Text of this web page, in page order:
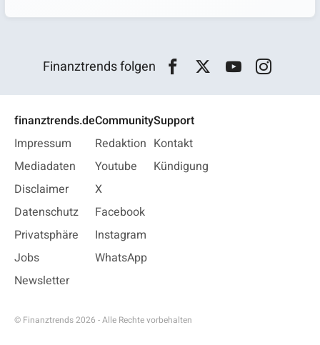
Finanztrends folgen
finanztrends.de
Impressum
Mediadaten
Disclaimer
Datenschutz
Privatsphäre
Jobs
Newsletter
Community
Redaktion
Youtube
X
Facebook
Instagram
WhatsApp
Support
Kontakt
Kündigung
© Finanztrends 2026 - Alle Rechte vorbehalten